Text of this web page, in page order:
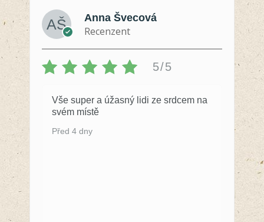
Anna Švecová
Recenzent
5/5
Vše super a úžasný lidi ze srdcem na
svém místě
Před 4 dny